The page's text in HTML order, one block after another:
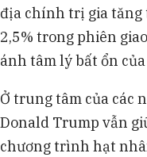
địa chính trị gia tăng
2,5% trong phiên
ánh tâm lý bất ổn
Ở trung tâm của các
Donald Trump vẫn
chương trình hạt